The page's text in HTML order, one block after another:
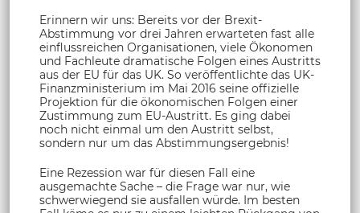
Erinnern wir uns: Bereits vor der Brexit-
Abstimmung vor drei Jahren erwarteten fast alle
einflussreichen Organisationen, viele Ökonomen
und Fachleute dramatische Folgen eines Austritts
aus der EU für das UK. So veröffentlichte das UK-
Finanzministerium im Mai 2016 seine offizielle
Projektion für die ökonomischen Folgen einer
Zustimmung zum EU-Austritt. Es ging dabei
noch nicht einmal um den Austritt selbst,
sondern nur um das Abstimmungsergebnis!
Eine Rezession war für diesen Fall eine
ausgemachte Sache – die Frage war nur, wie
schwerwiegend sie ausfallen würde. Im besten